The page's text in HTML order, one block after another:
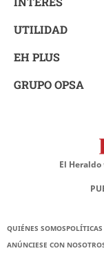
UTILIDAD
EH PLUS
GRUPO OPSA
El
QUIÉNES SOMOS
ANÚNCIESE CON